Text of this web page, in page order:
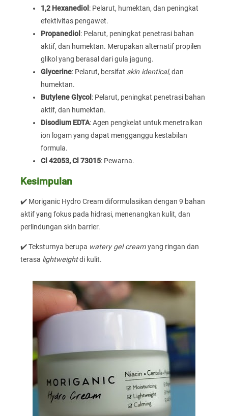
1,2 Hexanediol : Pelarut, humektan, dan peningkat
efektivitas pengawet.
Propanediol : Pelarut, peningkat penetrasi bahan
aktif, dan humektan. Merupakan alternatif propilen
glikol yang berasal dari gula jagung.
Glycerine: Pelarut, bersifat skin identical, dan
humektan.
Butylene Glycol : Pelarut, peningkat penetrasi bahan
aktif, dan humektan.
Disodium EDTA: Agen pengkelat untuk menetralkan
ion logam yang dapat mengganggu kestabilan
formula.
Cl 42053, Cl 73015: Pewarna.
Kesimpulan
✔️ Moriganic Hydro Cream diformulasikan dengan 9 bahan
aktif yang fokus pada hidrasi, menenangkan kulit, dan
perlindungan skin barrier.
✔️ Teksturnya berupa watery gel creamyang ringan dan
terasa lightweightdi kulit.